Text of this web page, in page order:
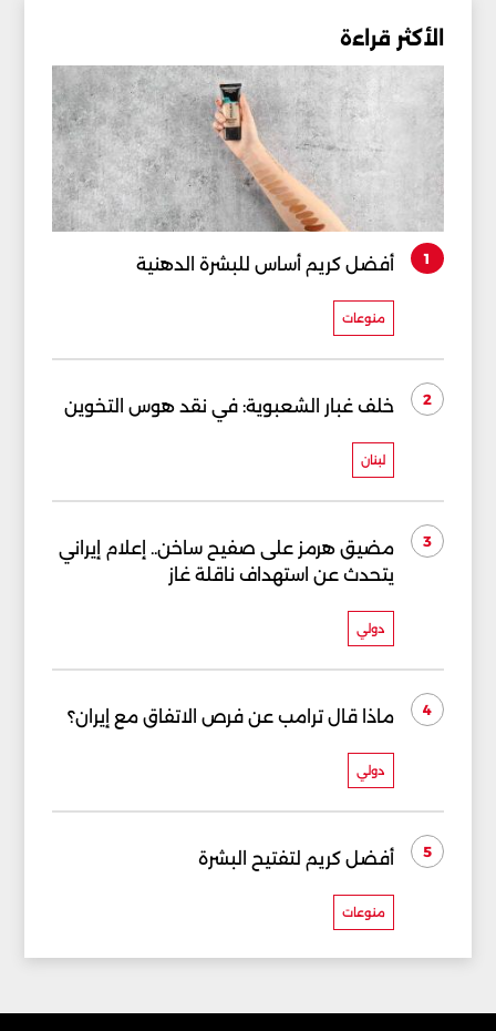
الأكثر قراءة
1 أفضل كريم أساس للبشرة الدهنية
منوعات
2 خلف غبار الشعبوية: في نقد هوس التخوين
لبنان
3
مضيق هرمز على صفيح ساخن.. إعلام إيراني
يتحدث عن استهداف ناقلة غاز
دولي
4 ماذا قال ترامب عن فرص الاتفاق مع إيران؟
دولي
5 أفضل كريم لتفتيح البشرة
منوعات